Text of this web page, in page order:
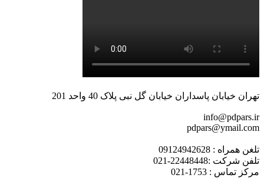
تهران خیابان پاسداران خیابان گل نبی پلاک 40 واحد 201
info@pdpars.ir
pdpars@ymail.com
تلغن همراه : 09124942628
تلفن شرکت :22448448-021
مرکز تماس : 1753-021